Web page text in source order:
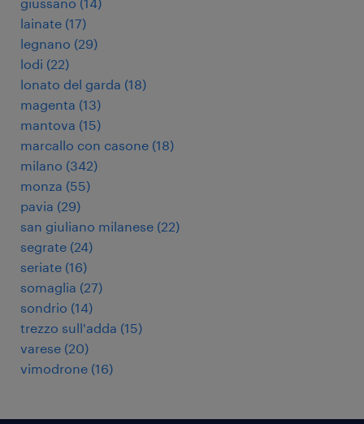
giussano (14)
lainate (17)
legnano (29)
lodi (22)
lonato del garda (18)
magenta (13)
mantova (15)
marcallo con casone (18)
milano (342)
monza (55)
pavia (29)
san giuliano milanese (22)
segrate (24)
seriate (16)
somaglia (27)
sondrio (14)
trezzo sull'adda (15)
varese (20)
vimodrone (16)